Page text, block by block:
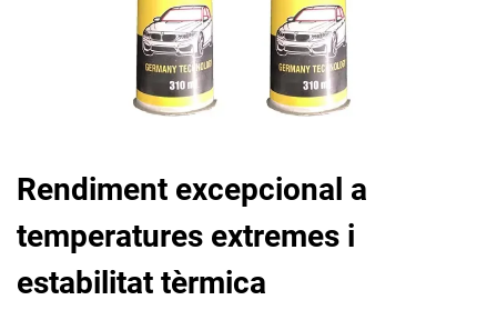
Rendiment excepcional a
temperatures extremes i
estabilitat tèrmica